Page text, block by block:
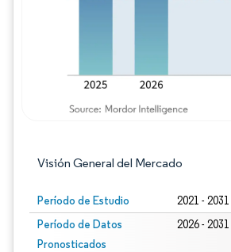
Visión General del Mercado
Período de Estudio 2021 - 2031
Período de Datos
Pronosticados
2026 - 2031